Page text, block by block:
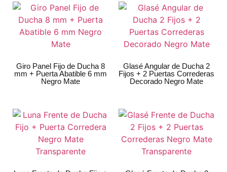
Giro Panel Fijo de Ducha 8
mm + Puerta Abatible 6 mm
Negro Mate
Glasé Angular de Ducha 2
Fijos + 2 Puertas Correderas
Decorado Negro Mate